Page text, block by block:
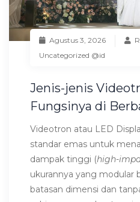
Agustus 3, 2026
Uncategorized @id
Jenis-jenis
Fungsinya di
Videotron atau LED
standar emas untuk
dampak tinggi (high-
ukurannya yang modular
batasan dimensi dan